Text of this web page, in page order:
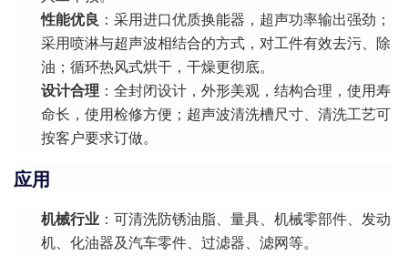
性能优良 ：采用进口优质换能器，超声功率输出强劲；
采用喷淋与超声波相结合的方式，对工件有效去污、除
油；循环热风式烘干，干燥更彻底。
设计合理 ：全封闭设计，外形美观，结构合理，使用寿
命长，使用检修方便；超声波清洗槽尺寸、清洗工艺可
按客户要求订做。
应用
机械行业：可清洗防锈油脂、量具、机械零部件、发动
机、化油器及汽车零件、过滤器、滤网等。